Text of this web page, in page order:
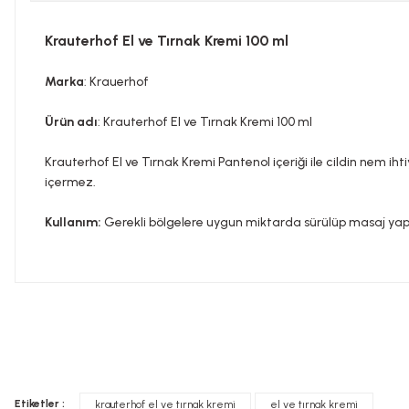
Krauterhof El ve Tırnak Kremi 100 ml
Marka: Krauerhof
Ürün adı: Krauterhof El ve Tırnak Kremi 100 ml
Krauterhof El ve Tırnak Kremi Pantenol içeriği ile cildin nem
içermez.
Kullanım: Gerekli bölgelere uygun miktarda sürülüp masaj
Ürün açıklamasında eksik bilgiler bulunuyor.
Etiketler : krauterhof el ve tırnak kremi el ve tırnak kremi